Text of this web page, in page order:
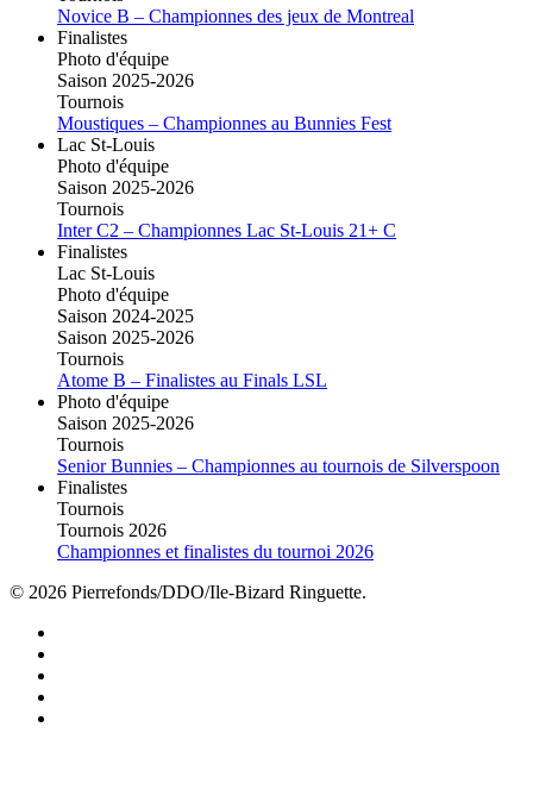
Novice B – Championnes des jeux de Montreal
Finalistes
Photo d'équipe
Saison 2025-2026
Tournois
Moustiques – Championnes au Bunnies Fest
Lac St-Louis
Photo d'équipe
Saison 2025-2026
Tournois
Inter C2 – Championnes Lac St-Louis 21+ C
Finalistes
Lac St-Louis
Photo d'équipe
Saison 2024-2025
Saison 2025-2026
Tournois
Atome B – Finalistes au Finals LSL
Photo d'équipe
Saison 2025-2026
Tournois
Senior Bunnies – Championnes au tournois de Silverspoon
Finalistes
Tournois
Tournois 2026
Championnes et finalistes du tournoi 2026
© 2026 Pierrefonds/DDO/Ile-Bizard Ringuette.